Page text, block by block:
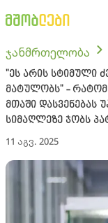
ჯანმრთელობა
"ეს არის სტიმული
მატულობს" - რატომ
მთაში დასვენებას
სიმაღლეზე ჯობს
11 აგვ. 2025